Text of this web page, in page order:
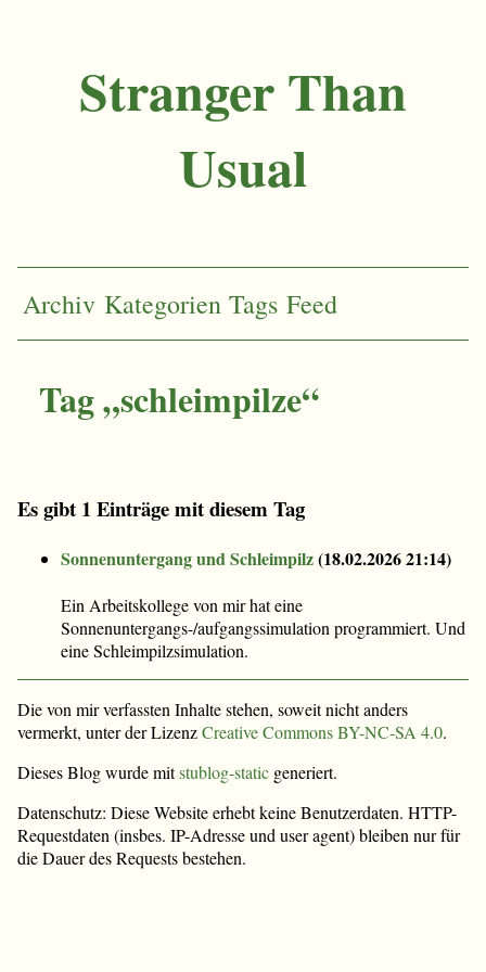
Stranger Than
Usual
Archiv Kategorien Tags Feed
Tag „schleimpilze“
Es gibt 1 Einträge mit diesem Tag
Sonnenuntergang und Schleimpilz(18.02.2026 21:14)
Ein Arbeitskollege von mir hat eine
Sonnenuntergangs-/aufgangssimulation programmiert. Und
eine Schleimpilzsimulation.
Die von mir verfassten Inhalte stehen, soweit nicht anders
vermerkt, unter der LizenzCreative Commons BY-NC-SA 4.0.
Dieses Blog wurde mitstublog-static generiert.
Datenschutz: Diese Website erhebt keine Benutzerdaten. HTTP-
Requestdaten (insbes. IP-Adresse und user agent) bleiben nur für
die Dauer des Requests bestehen.